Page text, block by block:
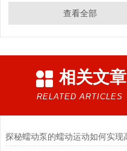
查看全部
相关文章
RELATED ARTICLES